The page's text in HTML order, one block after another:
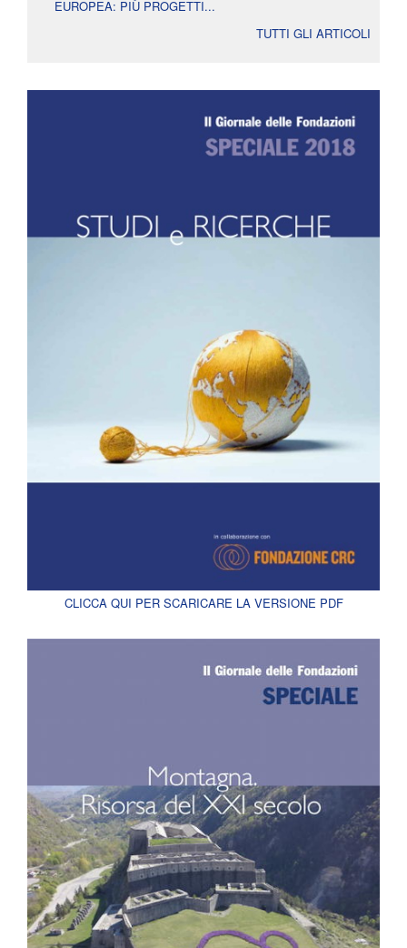
EUROPEA: PIÙ PROGETTI...
TUTTI GLI ARTICOLI
CLICCA QUI PER SCARICARE LA VERSIONE PDF